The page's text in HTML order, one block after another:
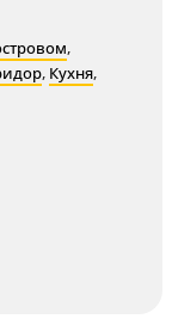
,
, Кухня,